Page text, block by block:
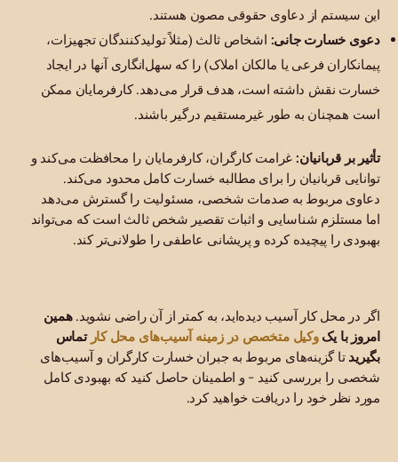
این سیستم از دعاوی حقوقی مصون هستند.
دعوی خسارت جانی: اشخاص ثالث (مثلاً تولیدکنندگان تجهیزات،
پیمانکاران فرعی یا مالکان املاک) را که سهل‌انگاری آنها در ایجاد
خسارت نقش داشته است، هدف قرار می‌دهد. کارفرمایان ممکن
است همچنان به طور غیرمستقیم درگیر باشند.
تأثیر بر قربانیان:غرامت کارگران، کارفرمایان را محافظت می‌کند و
توانایی قربانیان را برای مطالبه خسارت کامل محدود می‌کند.
دعاوی مربوط به صدمات شخصی، مسئولیت را گسترش می‌دهد
اما مستلزم شناسایی و اثبات تقصیر شخص ثالث است که می‌تواند
بهبودی را پیچیده کرده و پریشانی عاطفی را طولانی‌تر کند.
اگر در محل کار آسیب دیده‌اید، به کمتر از آن راضی نشوید.همین
امروز با یکوکیل متخصص در زمینه آسیب‌های محل کار تماس
بگیرید تا گزینه‌های مربوط به جبران خسارت کارگران و آسیب‌های
شخصی را بررسی کنید - و اطمینان حاصل کنید که بهبودی کامل
مورد نظر خود را دریافت خواهید کرد.